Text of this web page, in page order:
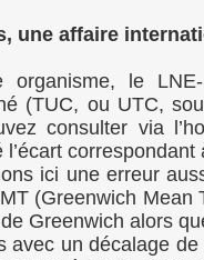
une affaire
organisme, le
(TUC, ou UTC,
consulter via
l’écart
ici une erreur
(Greenwich
Greenwich alors
avec un décalage